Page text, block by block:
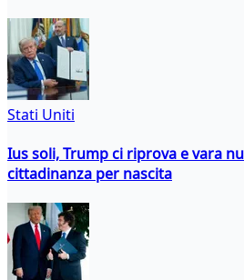
Stati Uniti
Ius soli, Trump ci riprova e vara
cittadinanza per nascita